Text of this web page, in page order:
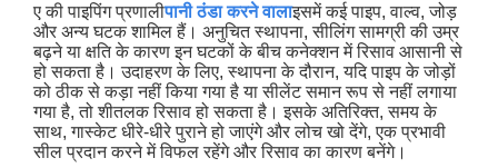
ए की पाइपिंग प्रणालीपानी ठंडा करने वालाइसमें कई पाइप, वाल्व, जोड़
और अन्य घटक शामिल हैं। अनुचित स्थापना, सीलिंग सामग्री की उम्र
बढ़ने या क्षति के कारण इन घटकों के बीच कनेक्शन में रिसाव आसानी से
हो सकता है। उदाहरण के लिए, स्थापना के दौरान, यदि पाइप के जोड़ों
को ठीक से कड़ा नहीं किया गया है या सीलेंट समान रूप से नहीं लगाया
गया है, तो शीतलक रिसाव हो सकता है। इसके अतिरिक्त, समय के
साथ, गास्केट धीरे-धीरे पुराने हो जाएंगे और लोच खो देंगे, एक प्रभावी
सील प्रदान करने में विफल रहेंगे और रिसाव का कारण बनेंगे।